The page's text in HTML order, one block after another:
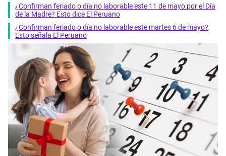
¿Confirman feriado o día no laborable este 11 de mayo por el Día
de la Madre? Esto dice El Peruano
¿Confirman feriado o día no laborable este martes 6 de mayo?
Esto señala El Peruano